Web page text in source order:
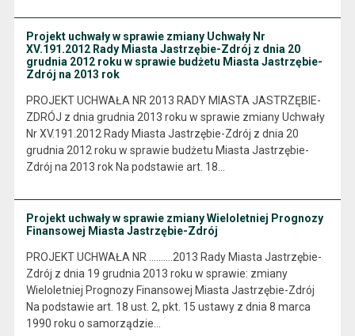
Projekt uchwały w sprawie zmiany Uchwały Nr
XV.191.2012 Rady Miasta Jastrzębie-Zdrój z dnia 20
grudnia 2012 roku w sprawie budżetu Miasta Jastrzębie-
Zdrój na 2013 rok
PROJEKT UCHWAŁA NR 2013 RADY MIASTA JASTRZĘBIE-
ZDRÓJ z dnia grudnia 2013 roku w sprawie zmiany Uchwały
Nr XV.191.2012 Rady Miasta Jastrzębie-Zdrój z dnia 20
grudnia 2012 roku w sprawie budżetu Miasta Jastrzębie-
Zdrój na 2013 rok Na podstawie art. 18…
Projekt uchwały w sprawie zmiany Wieloletniej Prognozy
Finansowej Miasta Jastrzębie-Zdrój
PROJEKT UCHWAŁA NR ……….2013 Rady Miasta Jastrzębie-
Zdrój z dnia 19 grudnia 2013 roku w sprawie: zmiany
Wieloletniej Prognozy Finansowej Miasta Jastrzębie-Zdrój
Na podstawie art. 18 ust. 2, pkt. 15 ustawy z dnia 8 marca
1990 roku o samorządzie…